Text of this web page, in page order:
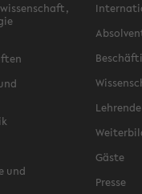
und
Lehrende
Gäste
Presse